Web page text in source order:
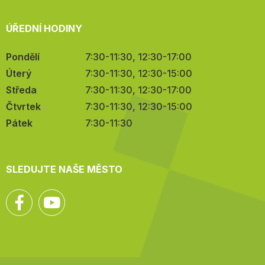
ÚŘEDNÍ HODINY
Pondělí
7:30-11:30, 12:30-17:00
Úterý
7:30-11:30, 12:30-15:00
Středa
7:30-11:30, 12:30-17:00
Čtvrtek
7:30-11:30, 12:30-15:00
Pátek
7:30-11:30
SLEDUJTE NAŠE MĚSTO
Facebook